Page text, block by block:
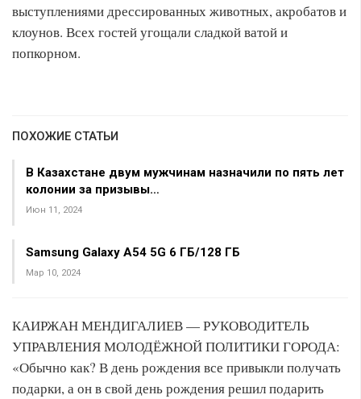
выступлениями дрессированных животных, акробатов и
клоунов. Всех гостей угощали сладкой ватой и
попкорном.
ПОХОЖИЕ СТАТЬИ
В Казахстане двум мужчинам назначили по пять лет
колонии за призывы…
Июн 11, 2024
Samsung Galaxy A54 5G 6 ГБ/128 ГБ
Мар 10, 2024
КАИРЖАН МЕНДИГАЛИЕВ — РУКОВОДИТЕЛЬ
УПРАВЛЕНИЯ МОЛОДЁЖНОЙ ПОЛИТИКИ ГОРОДА:
«Обычно как? В день рождения все привыкли получать
подарки, а он в свой день рождения решил подарить